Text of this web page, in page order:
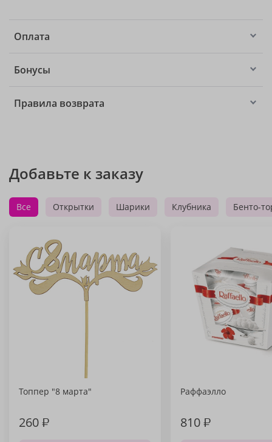
Оплата
Бонусы
Правила возврата
Добавьте к заказу
Все Открытки Шарики Клубника Бенто-
Топпер "8 марта"
260₽
Раффаэлло
810₽